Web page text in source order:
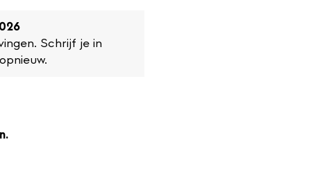
Schrijf je in